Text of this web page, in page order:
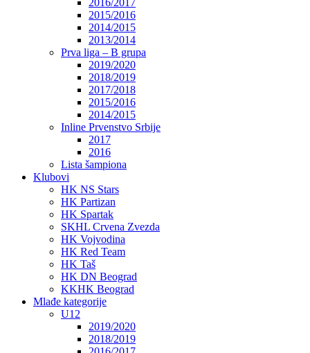
2016/2017
2015/2016
2014/2015
2013/2014
Prva liga – B grupa
2019/2020
2018/2019
2017/2018
2015/2016
2014/2015
Inline Prvenstvo Srbije
2017
2016
Lista šampiona
Klubovi
HK NS Stars
HK Partizan
HK Spartak
SKHL Crvena Zvezda
HK Vojvodina
HK Red Team
HK Taš
HK DN Beograd
KKHK Beograd
Mlađe kategorije
U12
2019/2020
2018/2019